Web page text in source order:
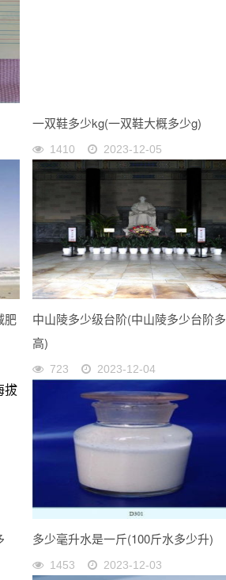
一双鞋多少kg(一双鞋大概多少g)
1410 2023-12-05
肥
中山陵多少级台阶(中山陵多少台阶多
高)
723 2023-12-04
多少毫升水是一斤(100斤水多少升)
1453 2023-12-03